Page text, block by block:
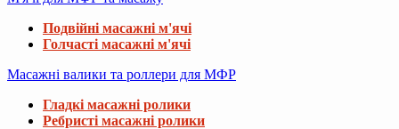
Подвійні масажні м'ячі
Голчасті масажні м'ячі
Масажні валики та роллери для МФР
Гладкі масажні ролики
Ребристі масажні ролики